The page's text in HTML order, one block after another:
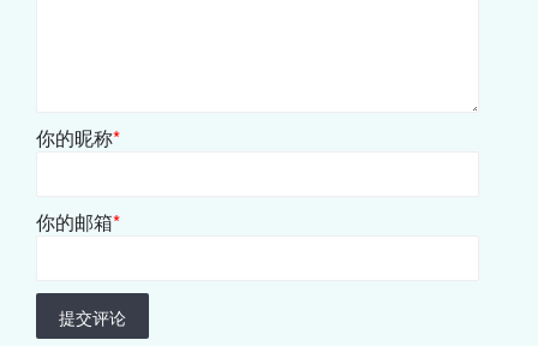
你的昵称*
你的邮箱*
提交评论